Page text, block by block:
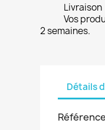
Livraison
Vos
2 semaines.
Détails
Référence